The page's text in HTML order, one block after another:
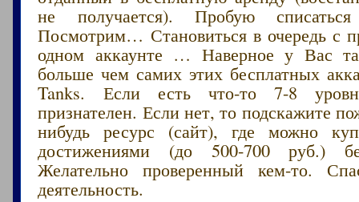
не получается). Пробую
Посмотрим… Становиться в очередь с
одном аккаунте … Наверное у Вас
больше чем самих этих бесплатных
Tanks. Если есть что-то 7-8
признателен. Если нет, то подскажите
нибудь ресурс (сайт), где можно
достижениями (до 500-700 руб.)
Желательно проверенный кем-то.
деятельность.